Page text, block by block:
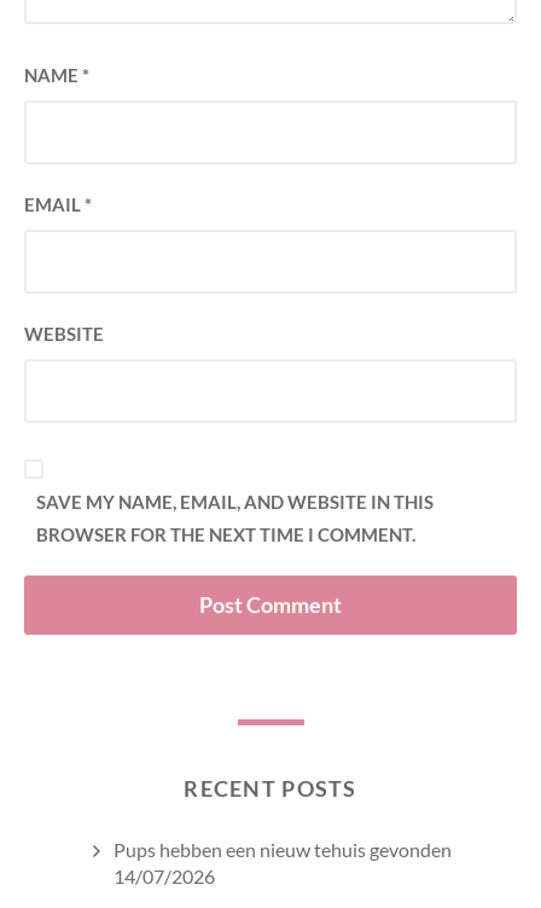
NAME *
EMAIL*
WEBSITE
SAVE MY NAME, EMAIL, AND WEBSITE IN THIS
BROWSER FOR THE NEXT TIME I COMMENT.
RECENT POSTS
Pups hebben een nieuw tehuis gevonden
14/07/2026